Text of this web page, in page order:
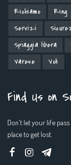
Richiamo
Ring
Servizi
Spiaggia libera
Varese
Voli
Find Us on
Don't let your life
place to get lost.